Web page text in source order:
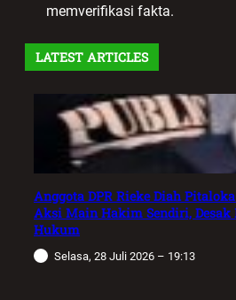
memverifikasi fakta.
LATEST ARTICLES
Anggota DPR Rieke Diah
Aksi Main Hakim Sendiri, Desak
Hukum
Selasa, 28 Juli 2026 – 19:13